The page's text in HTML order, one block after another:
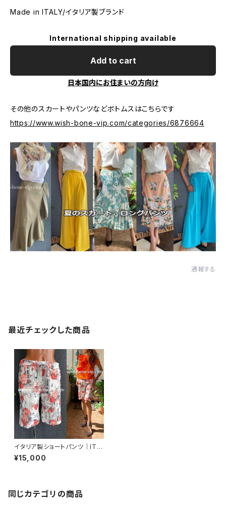
Made in ITALY/イタリア製ブランド
International shipping available
Add to cart
日本国内にお住まいの方向け
その他のスカートやパンツなどボトムスはこちらです
https://www.wish-bone-vip.com/categories/6876664
通報する
最近チェックした商品
イタリア製ショートパンツ｜ITA
LY｜伸縮コットンストレッチパン
ツ・ひざ丈パンツ/ホワイト＆暖色
¥15,000
同じカテゴリの商品